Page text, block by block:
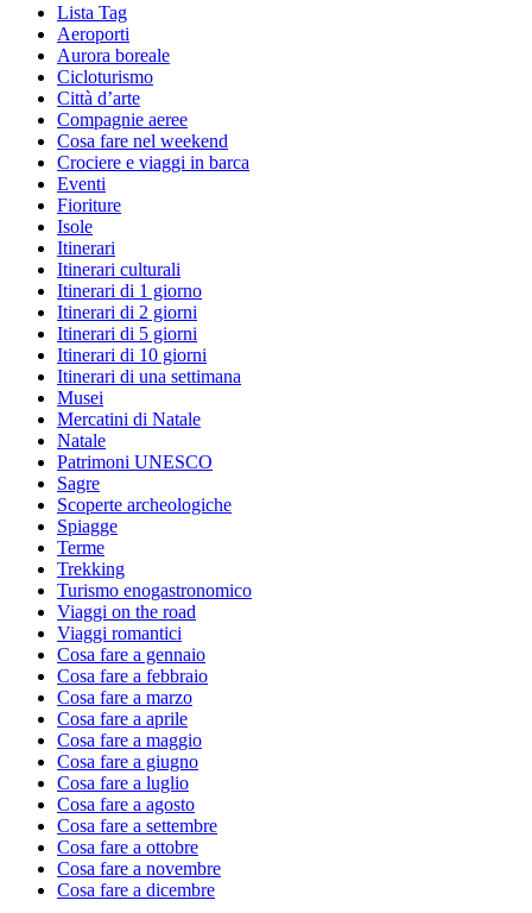
Lista Tag
Aeroporti
Aurora boreale
Cicloturismo
Città d’arte
Compagnie aeree
Cosa fare nel weekend
Crociere e viaggi in barca
Eventi
Fioriture
Isole
Itinerari
Itinerari culturali
Itinerari di 1 giorno
Itinerari di 2 giorni
Itinerari di 5 giorni
Itinerari di 10 giorni
Itinerari di una settimana
Musei
Mercatini di Natale
Natale
Patrimoni UNESCO
Sagre
Scoperte archeologiche
Spiagge
Terme
Trekking
Turismo enogastronomico
Viaggi on the road
Viaggi romantici
Cosa fare a gennaio
Cosa fare a febbraio
Cosa fare a marzo
Cosa fare a aprile
Cosa fare a maggio
Cosa fare a giugno
Cosa fare a luglio
Cosa fare a agosto
Cosa fare a settembre
Cosa fare a ottobre
Cosa fare a novembre
Cosa fare a dicembre